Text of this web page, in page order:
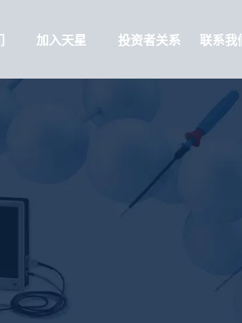
加入天星 投资者关系 联系我